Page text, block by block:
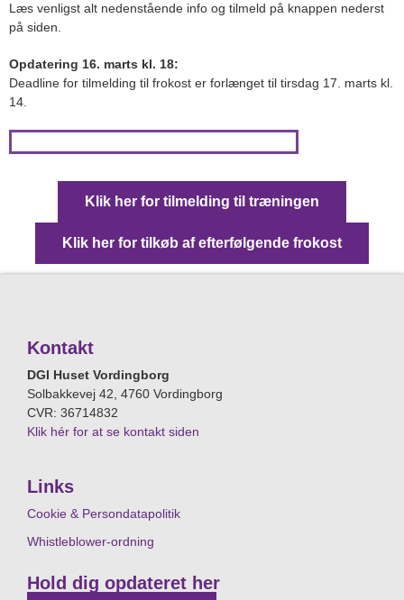
Læs venligst alt nedenstående info og tilmeld på knappen nederst
på siden.
Opdatering 16. marts kl. 18:
Deadline for tilmelding til frokost er forlænget til tirsdag 17. marts kl.
14.
Klik her for tilmelding til træningen
Klik her for tilkøb af efterfølgende frokost
Kontakt
DGI Huset Vordingborg
Solbakkevej 42, 4760 Vordingborg
CVR: 36714832
Klik hér for at se kontakt siden
Links
Cookie & Persondatapolitik
Whistleblower-ordning
Hold dig opdateret her